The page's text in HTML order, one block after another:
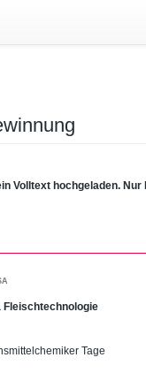
Volltext hochgeladen.
Fleischtechnologie
Tage